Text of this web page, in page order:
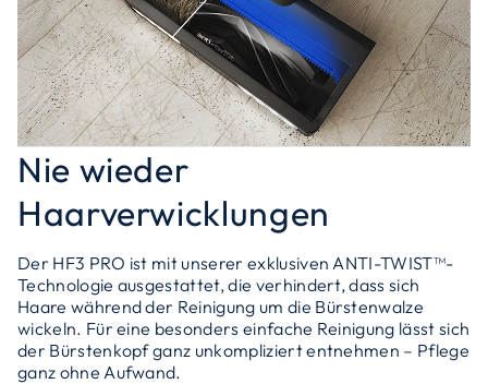
Nie wieder
Haarverwicklungen
Der HF3 PRO ist mit unserer exklusiven ANTI-TWIST™-
Technologie ausgestattet, die verhindert, dass sich
Haare während der Reinigung um die Bürstenwalze
wickeln. Für eine besonders einfache Reinigung lässt sich
der Bürstenkopf ganz unkompliziert entnehmen – Pflege
ganz ohne Aufwand.